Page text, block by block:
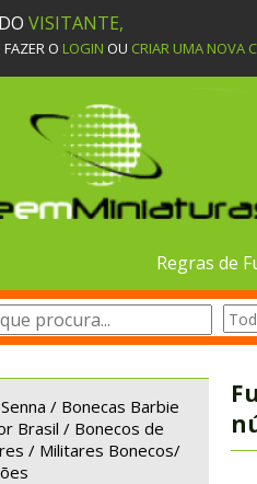
VISITANTE,
O LOGIN OU CRIAR UMA NOVA
Regras de
/ Bonecas Barbie
Brasil / Bonecos de
/ Militares Bonecos/